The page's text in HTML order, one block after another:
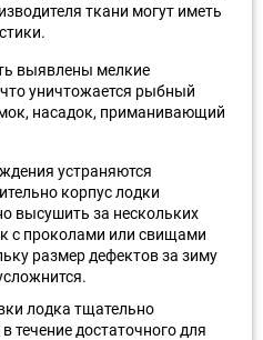
ткани могут иметь
выявлены мелкие
уничтожается рыбный
насадок, приманивающий
устраняются
корпус лодки
высушить за нескольких
с проколами или свищами
размер дефектов за зиму
лодка тщательно
течение достаточного для